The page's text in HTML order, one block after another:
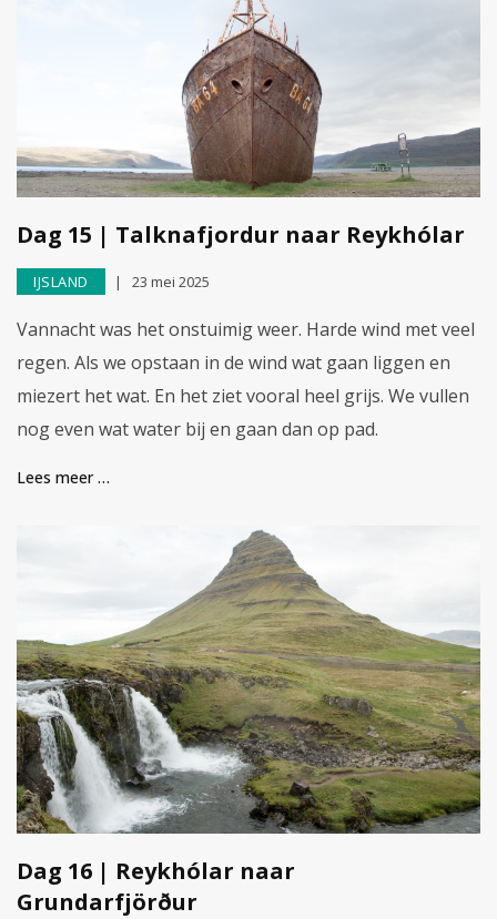
Dag 15 | Talknafjordur naar Reykhólar
IJSLAND 23 mei 2025
Vannacht was het onstuimig weer. Harde wind met veel
regen. Als we opstaan in de wind wat gaan liggen en
miezert het wat. En het ziet vooral heel grijs. We vullen
nog even wat water bij en gaan dan op pad.
Lees meer …
Dag 16 | Reykhólar naar
Grundarfjörður